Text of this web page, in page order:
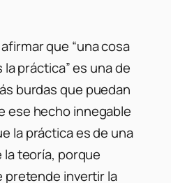
que “una cosa
práctica” es una de
burdas que puedan
ese hecho innegable
la práctica es de una
la teoría, porque
pretende invertir la